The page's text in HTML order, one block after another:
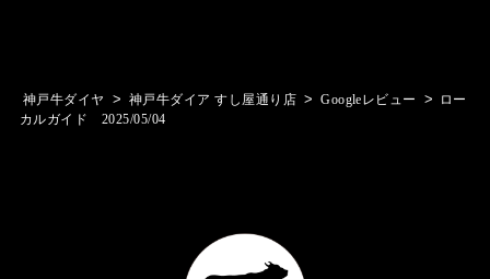
神戸牛ダイヤ > 神戸牛ダイア すし屋通り店 > Googleレビュー >
ロー
カルガイド 2025/05/04